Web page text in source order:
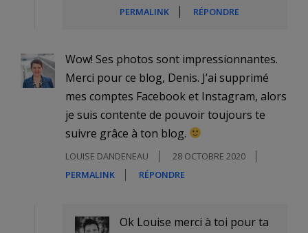
PERMALINK
RÉPONDRE
Wow! Ses photos sont impressionnantes.
Merci pour ce blog, Denis. J’ai supprimé
mes comptes Facebook et Instagram, alors
je suis contente de pouvoir toujours te
suivre grâce à ton blog.
LOUISE DANDENEAU
28 OCTOBRE 2020
PERMALINK
RÉPONDRE
Ok Louise merci à toi pour ta